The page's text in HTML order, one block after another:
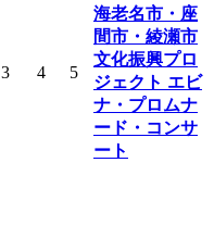
3 4 5
海老名市・座
間市・綾瀬市
文化振興プロ
ジェクト エビ
ナ・プロムナ
ード・コンサ
ート